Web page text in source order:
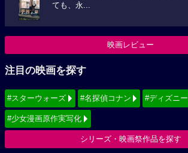
ても、永...
映画レビュー
注目の映画を探す
#スターウォーズ #名探偵コナン #ディズニー
#少女漫画原作実写化
シリーズ・映画祭作品を探す